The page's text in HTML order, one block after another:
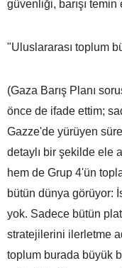
güvenliği, barışı temin
"Uluslararası toplum
(Gaza Barış Planı
önce de ifade ettim;
Gazze'de yürüyen
detaylı bir şekilde ele
hem de Grup 4'ün
bütün dünya görüyor:
yok. Sadece bütün
stratejilerini ilerletme
toplum burada büyük